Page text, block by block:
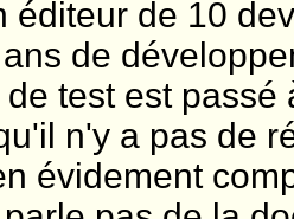
éditeur de 10
de
test est
n'y a pas de
évidement